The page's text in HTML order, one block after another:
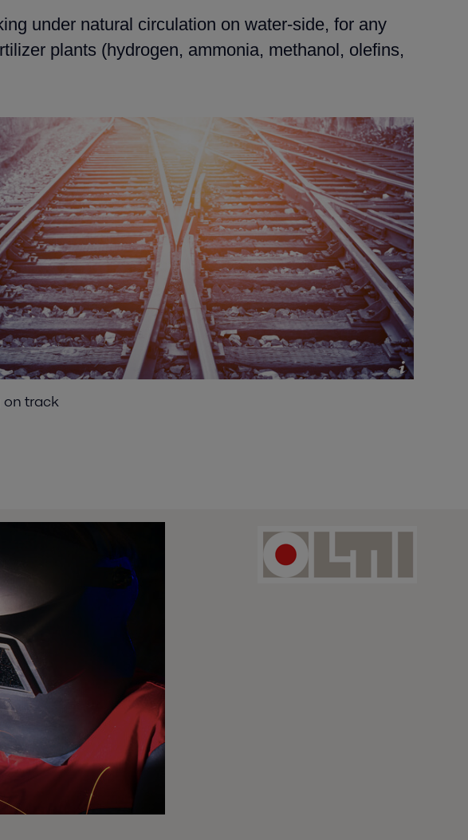
under natural circulation on water-side, for any
plants (hydrogen, ammonia, methanol, olefins,
track